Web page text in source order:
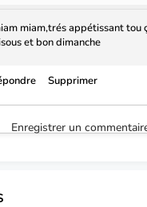
miam,trés appétissant tou
et bon dimanche
Supprimer
Enregistrer un